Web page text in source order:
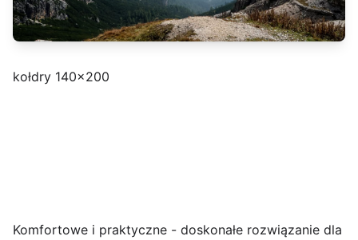
kołdry 140x200
Komfortowe i praktyczne - doskonałe rozwiązanie dla